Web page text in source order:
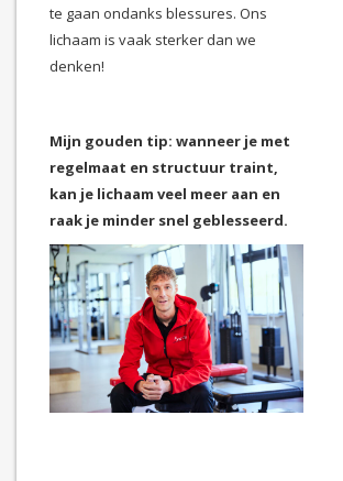
te gaan ondanks blessures. Ons
lichaam is vaak sterker dan we
denken!
Mijn gouden tip: wanneer je met
regelmaat en structuur traint,
kan je lichaam veel meer aan en
raak je minder snel geblesseerd.